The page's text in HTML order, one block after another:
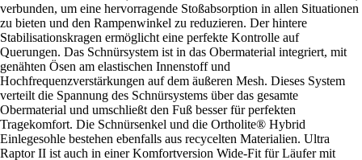
verbunden, um eine hervorragende Stoßabsorption in allen Situationen
zu bieten und den Rampenwinkel zu reduzieren. Der hintere
Stabilisationskragen ermöglicht eine perfekte Kontrolle auf
Querungen. Das Schnürsystem ist in das Obermaterial integriert, mit
genähten Ösen am elastischen Innenstoff und
Hochfrequenzverstärkungen auf dem äußeren Mesh. Dieses System
verteilt die Spannung des Schnürsystems über das gesamte
Obermaterial und umschließt den Fuß besser für perfekten
Tragekomfort. Die Schnürsenkel und die Ortholite® Hybrid
Einlegesohle bestehen ebenfalls aus recycelten Materialien. Ultra
Raptor II ist auch in einer Komfortversion Wide-Fit für Läufer mit